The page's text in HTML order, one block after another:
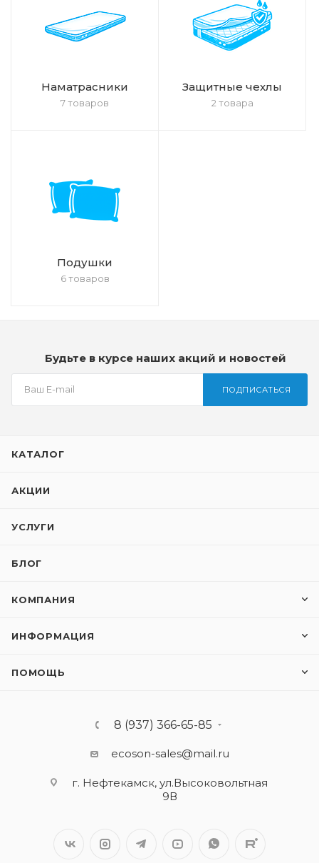
Наматрасники
7 товаров
Защитные чехлы
2 товара
Подушки
6 товаров
Будьте в курсе наших акций и новостей
ПОДПИСАТЬСЯ
КАТАЛОГ
АКЦИИ
УСЛУГИ
БЛОГ
КОМПАНИЯ
ИНФОРМАЦИЯ
ПОМОЩЬ
8 (937) 366-65-85
ecoson-sales@mail.ru
г. Нефтекамск, ул.Высоковольтная
9В